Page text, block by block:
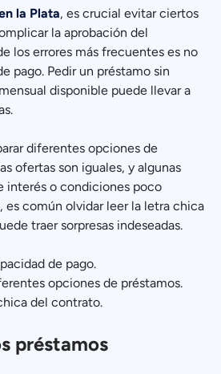
la Plata, es crucial evitar ciertos
la aprobación del
los errores más frecuentes es no
pago. Pedir un préstamo sin
disponible puede llevar a
diferentes opciones de
ofertas son iguales, y algunas
interés o condiciones poco
es común olvidar leer la letra chica
traer sorpresas indeseadas.
de pago.
opciones de préstamos.
del contrato.
préstamos